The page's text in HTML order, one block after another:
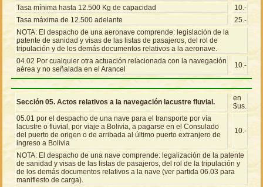
Tasa mínima hasta 12.500 Kg de capacidad
10.-
Tasa máxima de 12.500 adelante
25.-
NOTA: El despacho de una aeronave comprende: legislación de la
patente de sanidad y visas de las listas de pasajeros, del rol de
tripulación y de los demás documentos relativos a la aeronave.
04.02 Por cualquier otra actuación relacionada con la navegación
aérea y no señalada en el Arancel
10.-
Sección 05. Actos relativos a la navegación lacustre fluvial.
en
$us.
05.01 por el despacho de una nave para el transporte por vía
lacustre o fluvial, por viaje a Bolivia, a pagarse en el Consulado
del puerto de origen o de arribada al último puerto extranjero de
ingreso a Bolivia
10.-
NOTA: El despacho de una nave comprende: legalización de la patente
de sanidad y visas de las listas de pasajeros, del rol de la tripulación y
de los demás documentos relativos a la nave (ver partida 06.03 para
manifiesto de carga).